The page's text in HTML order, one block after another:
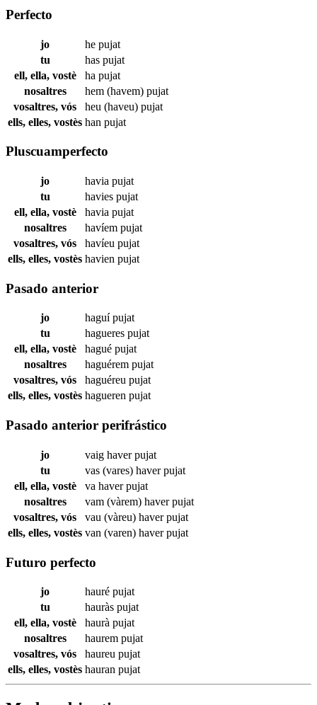
Perfecto
jo he pujat
tu
has pujat
ell, ella, vostè
ha pujat
nosaltres
hem (havem) pujat
vosaltres, vós
heu (haveu) pujat
ells, elles, vostès han pujat
Pluscuamperfecto
jo havia pujat
tu
havies pujat
ell, ella, vostè
havia pujat
nosaltres
havíem pujat
vosaltres, vós
havíeu pujat
ells, elles, vostès havien pujat
Pasado anterior
jo haguípujat
tu
hagueres pujat
ell, ella, vostè
hagué pujat
nosaltres
haguérem pujat
vosaltres, vós
haguéreu pujat
ells, elles, vostès hagueren pujat
Pasado anterior perifrástico
jo vaig haverpujat
tu
vas (vares) haverpujat
ell, ella, vostè
va haverpujat
nosaltres
vam (vàrem) haverpujat
vosaltres, vós
vau (vàreu) haverpujat
ells, elles, vostès van (varen) haverpujat
Futuro perfecto
jo hauré pujat
tu
hauràs pujat
ell, ella, vostè
haurà pujat
nosaltres
haurem pujat
vosaltres, vós
haureu pujat
ells, elles, vostès hauran pujat